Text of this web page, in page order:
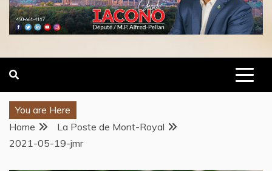
You are Here
Home
La Poste de Mont-Royal
2021-05-19-jmr